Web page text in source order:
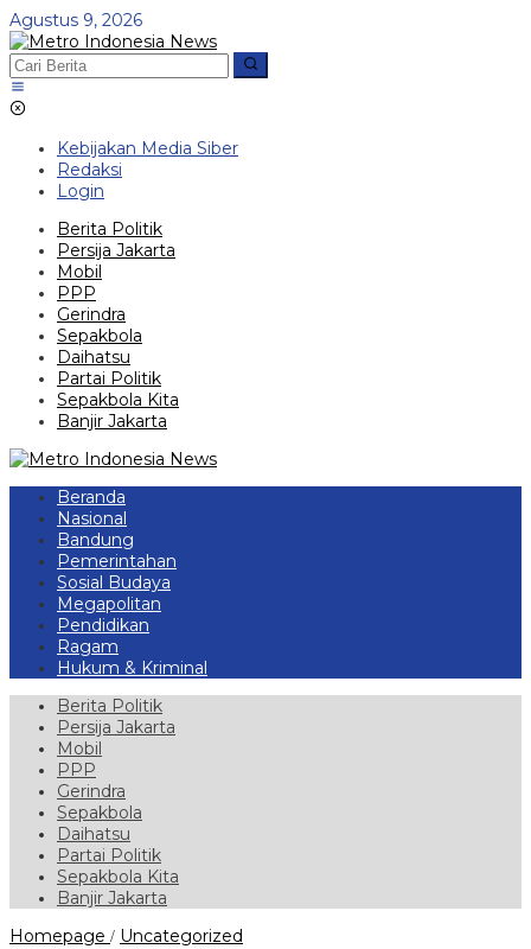
Lewati
ke
konten
Agustus 9, 2026
Kebijakan Media Siber
Redaksi
Login
Berita Politik
Persija Jakarta
Mobil
PPP
Gerindra
Sepakbola
Daihatsu
Partai Politik
Sepakbola Kita
Banjir Jakarta
Beranda
Nasional
Bandung
Pemerintahan
Sosial Budaya
Megapolitan
Pendidikan
Ragam
Hukum & Kriminal
Berita Politik
Persija Jakarta
Mobil
PPP
Gerindra
Sepakbola
Daihatsu
Partai Politik
Sepakbola Kita
Banjir Jakarta
Homepage / Uncategorized